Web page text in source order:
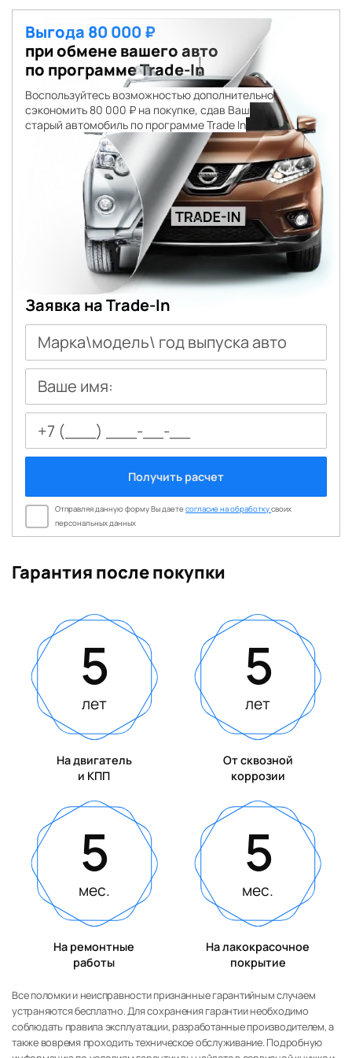
Выгода 80 000 ₽
при обмене вашего авто
по программе Trade-In
Воспользуйтесь возможностью дополнительно
сэкономить 80 000 ₽ на покупке, сдав Ваш
старый автомобиль по программе Trade In
Заявка на Trade-In
Марка\модель\ год выпуска авто
Ваше имя:
Получить расчет
Отправляя данную форму Вы даетесогласие на обработкусвоих
персональных данных
Гарантия после покупки
5
лет
На двигатель
и КПП
5
лет
От сквозной
коррозии
5
мес.
На ремонтные
работы
5
мес.
На лакокрасочное
покрытие
Все поломки и неисправности признанные гарантийным случаем
устраняются бесплатно. Для сохранения гарантии необходимо
соблюдать правила эксплуатации, разработанные производителем, а
также вовремя проходить техническое обслуживание. Подробную